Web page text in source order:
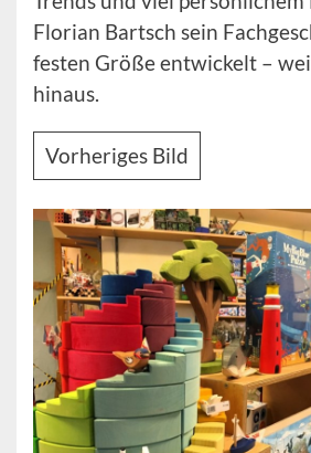
Florian Bartsch sein
festen Größe entwickelt –
hinaus.
Vorheriges Bild